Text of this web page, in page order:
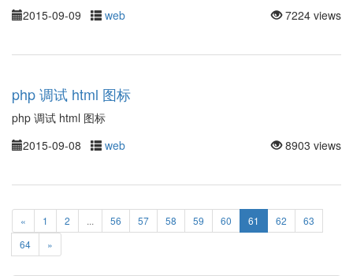
2015-09-09
web 7224 views
php 调试 html 图标
php 调试 html 图标
2015-09-08
web 8903 views
« 1 2 ... 56 57 58 59 60 61 62
63
64
»